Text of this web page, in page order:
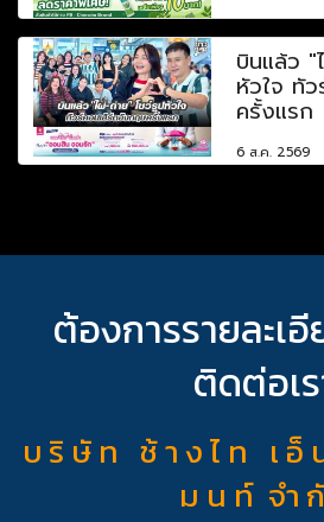
บินแล้ว "
หัวใจ ทั
ครั้งแรก
6 ส.ค. 2569
ต้องการรายละเ
ติดต่อเ
บ ริ ษั ท ช้ า ง ไ ท เ อ็
ม น ท์ จำ